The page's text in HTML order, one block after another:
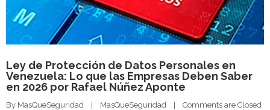
Ley de Protección de Datos Personales en
Venezuela: Lo que las Empresas Deben Saber
en 2026 por Rafael Núñez Aponte
By MasQueSeguridad | MasQueSeguridad |
Comments are Closed